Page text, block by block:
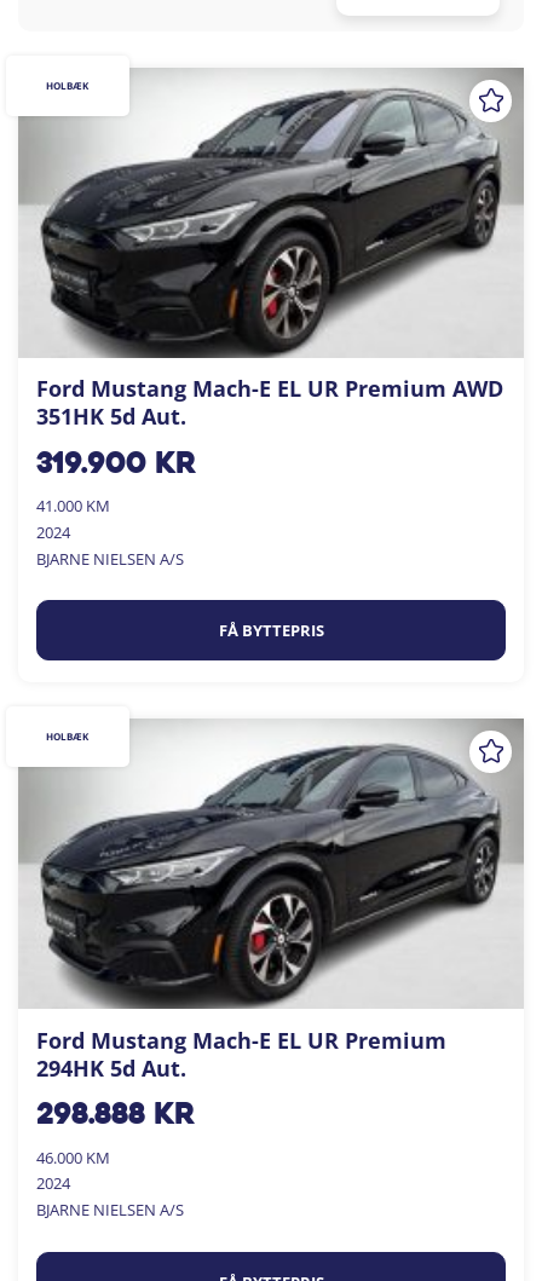
Ford Mustang Mach-E EL UR Premium AWD
351HK 5d Aut.
319.900kr
41.000 KM
2024
BJARNE NIELSEN A/S
FÅ BYTTEPRIS
HOLBÆK
Ford Mustang Mach-E EL UR Premium
294HK 5d Aut.
298.888kr
46.000 KM
2024
BJARNE NIELSEN A/S
HOLBÆK